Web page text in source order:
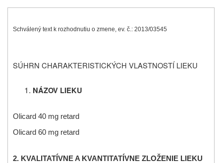
Schválený text k rozhodnutiu o zmene, ev. č.: 2013/03545
SÚHRN CHARAKTERISTICKÝCH VLASTNOSTÍ LIEKU
NÁZOV LIEKU
Olicard 40 mg retard
Olicard 60 mg retard
2. KVALITATÍVNE A KVANTITATÍVNE ZLOŽENIE LIEKU